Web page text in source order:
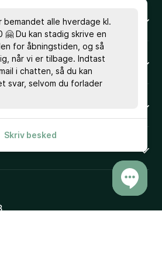
bemandet alle hverdage kl.
🤗 Du kan stadig skrive en
for åbningstiden, og så
når vi er tilbage. Indtast
i chatten, så du kan
svar, selvom du forlader
Skriv besked